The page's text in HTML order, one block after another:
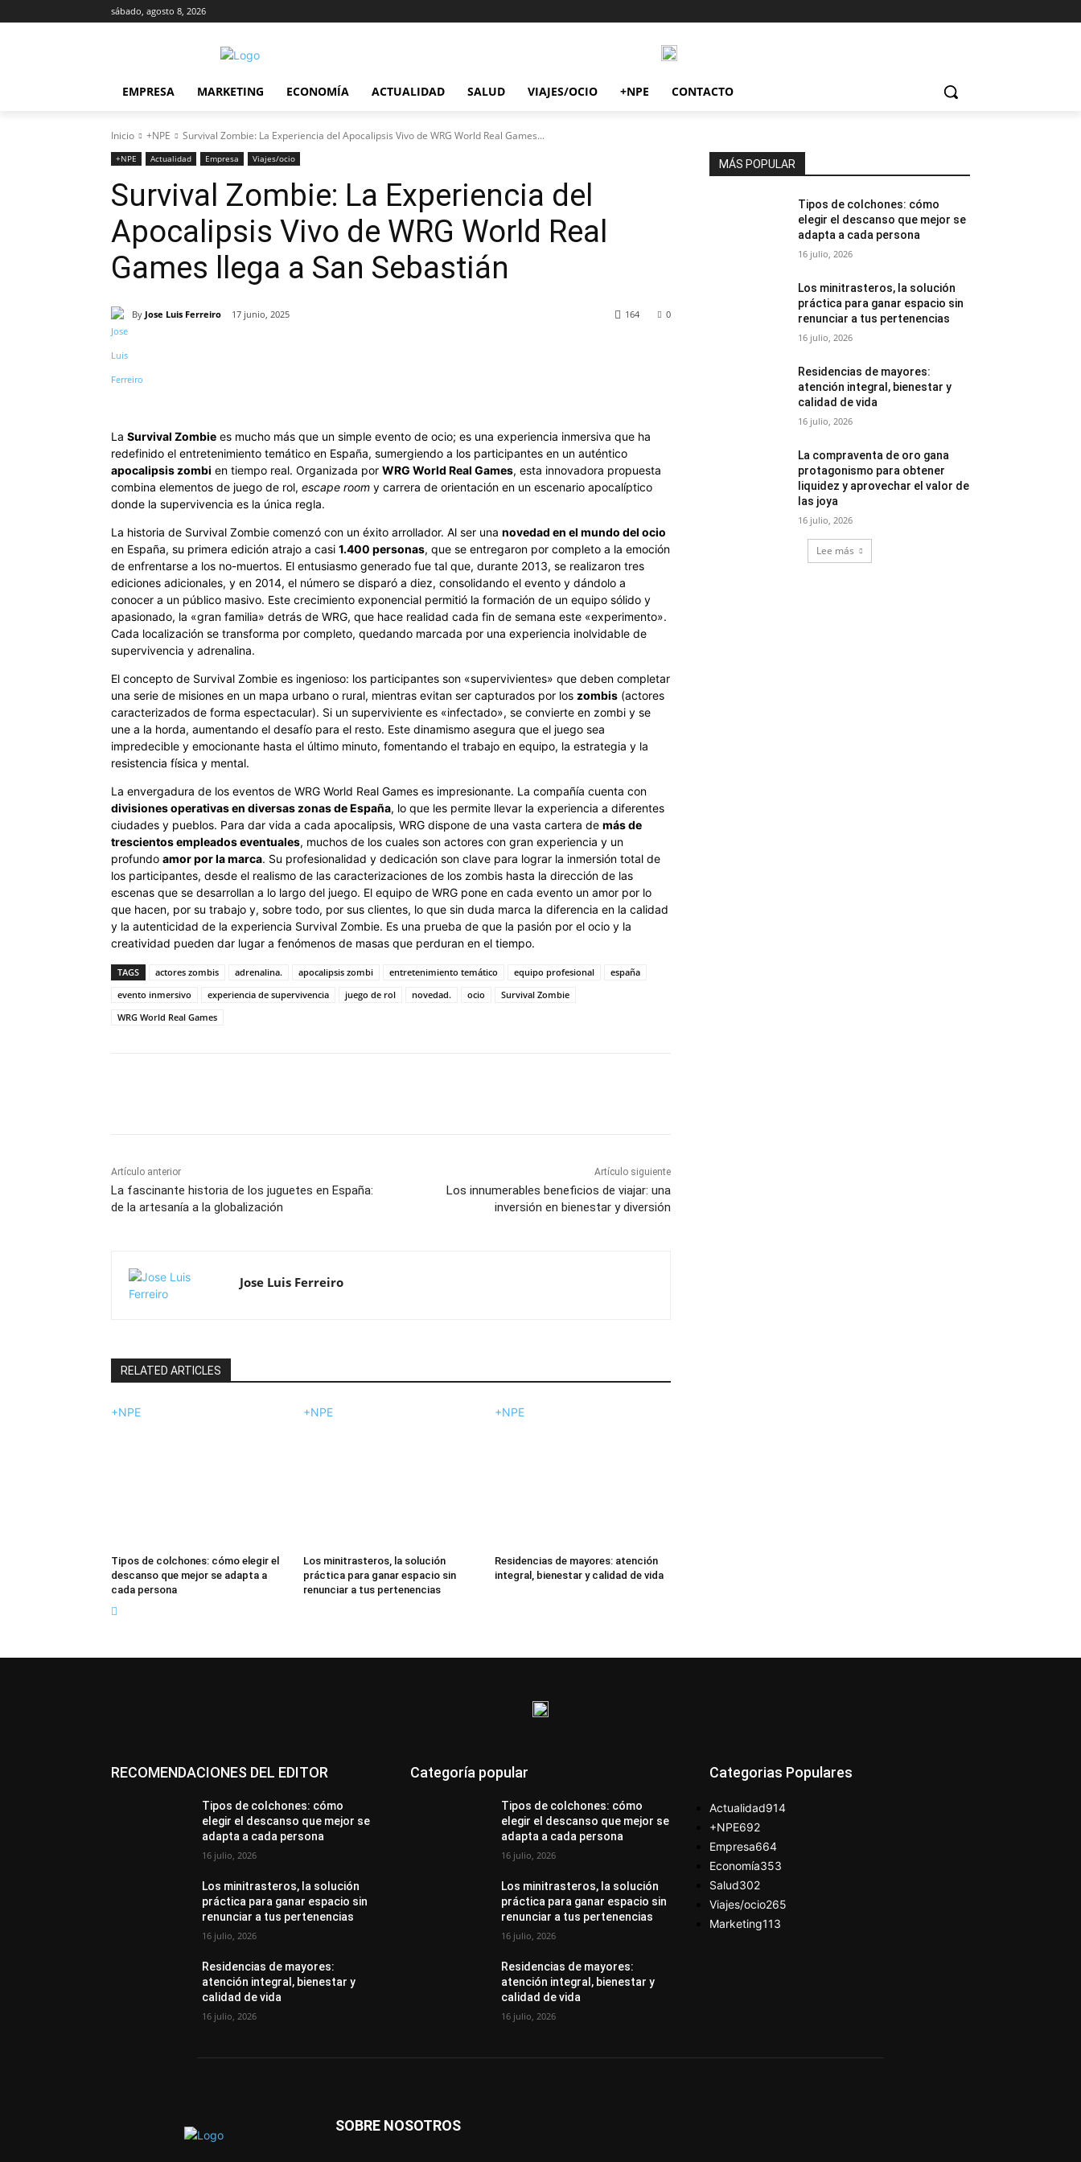
sábado, agosto 8, 2026
EMPRESA MARKETING ECONOMÍA ACTUALIDAD SALUD VIAJES/OCIO +NPE CONTACTO
Inicio +NPE Survival Zombie: La Experiencia del Apocalipsis Vivo de WRG World Real Games...
+NPE Actualidad Empresa Viajes/ocio
Survival Zombie: La Experiencia del
Apocalipsis Vivo de WRG World Real
Games llega a San Sebastián
By Jose Luis Ferreiro 17 junio, 2025 0
164
La Survival Zombie es mucho más que un simple evento de ocio; es una experiencia inmersiva que ha
redefinido el entretenimiento temático en España, sumergiendo a los participantes en un auténtico
apocalipsis zombi en tiempo real. Organizada por WRG World Real Games, esta innovadora propuesta
combina elementos de juego de rol, escape room y carrera de orientación en un escenario apocalíptico
donde la supervivencia es la única regla.
La historia de Survival Zombie comenzó con un éxito arrollador. Al ser una novedad en el mundo del ocio
en España, su primera edición atrajo a casi 1.400 personas, que se entregaron por completo a la emoción
de enfrentarse a los no-muertos. El entusiasmo generado fue tal que, durante 2013, se realizaron tres
ediciones adicionales, y en 2014, el número se disparó a diez, consolidando el evento y dándolo a
conocer a un público masivo. Este crecimiento exponencial permitió la formación de un equipo sólido y
apasionado, la «gran familia» detrás de WRG, que hace realidad cada fin de semana este «experimento».
Cada localización se transforma por completo, quedando marcada por una experiencia inolvidable de
supervivencia y adrenalina.
El concepto de Survival Zombie es ingenioso: los participantes son «supervivientes» que deben completar
una serie de misiones en un mapa urbano o rural, mientras evitan ser capturados por los zombis (actores
caracterizados de forma espectacular). Si un superviviente es «infectado», se convierte en zombi y se
une a la horda, aumentando el desafío para el resto. Este dinamismo asegura que el juego sea
impredecible y emocionante hasta el último minuto, fomentando el trabajo en equipo, la estrategia y la
resistencia física y mental.
La envergadura de los eventos de WRG World Real Games es impresionante. La compañía cuenta con
divisiones operativas en diversas zonas de España, lo que les permite llevar la experiencia a diferentes
ciudades y pueblos. Para dar vida a cada apocalipsis, WRG dispone de una vasta cartera de más de
trescientos empleados eventuales, muchos de los cuales son actores con gran experiencia y un
profundo amor por la marca. Su profesionalidad y dedicación son clave para lograr la inmersión total de
los participantes, desde el realismo de las caracterizaciones de los zombis hasta la dirección de las
escenas que se desarrollan a lo largo del juego. El equipo de WRG pone en cada evento un amor por lo
que hacen, por su trabajo y, sobre todo, por sus clientes, lo que sin duda marca la diferencia en la calidad
y la autenticidad de la experiencia Survival Zombie. Es una prueba de que la pasión por el ocio y la
creatividad pueden dar lugar a fenómenos de masas que perduran en el tiempo.
TAGS actores zombis adrenalina. apocalipsis zombi entretenimiento temático equipo profesional
españa
evento inmersivo
experiencia de supervivencia juego de rol novedad. ocio
Survival Zombie
WRG World Real Games
Artículo anterior
La fascinante historia de los juguetes en España:
de la artesanía a la globalización
Artículo siguiente
Los innumerables beneficios de viajar: una
inversión en bienestar y diversión
Jose Luis Ferreiro
RELATED ARTICLES
+NPE
Tipos de colchones: cómo elegir el
descanso que mejor se adapta a
cada persona
+NPE
Los minitrasteros, la solución
práctica para ganar espacio sin
renunciar a tus pertenencias
+NPE
Residencias de mayores: atención
integral, bienestar y calidad de vida
MÁS POPULAR
Tipos de colchones: cómo
elegir el descanso que mejor se
adapta a cada persona
16 julio, 2026
Los minitrasteros, la solución
práctica para ganar espacio sin
renunciar a tus pertenencias
16 julio, 2026
Residencias de mayores:
atención integral, bienestar y
calidad de vida
16 julio, 2026
La compraventa de oro gana
protagonismo para obtener
liquidez y aprovechar el valor de
las joya
16 julio, 2026
Lee más
RECOMENDACIONES DEL EDITOR
Tipos de colchones: cómo
elegir el descanso que mejor se
adapta a cada persona
16 julio, 2026
Los minitrasteros, la solución
práctica para ganar espacio sin
renunciar a tus pertenencias
16 julio, 2026
Residencias de mayores:
atención integral, bienestar y
calidad de vida
16 julio, 2026
Categoría popular
Tipos de colchones: cómo
elegir el descanso que mejor se
adapta a cada persona
16 julio, 2026
Los minitrasteros, la solución
práctica para ganar espacio sin
renunciar a tus pertenencias
16 julio, 2026
Residencias de mayores:
atención integral, bienestar y
calidad de vida
16 julio, 2026
Categorias Populares
Actualidad914
+NPE692
Empresa664
Economía353
Salud302
Viajes/ocio265
Marketing113
SOBRE NOSOTROS